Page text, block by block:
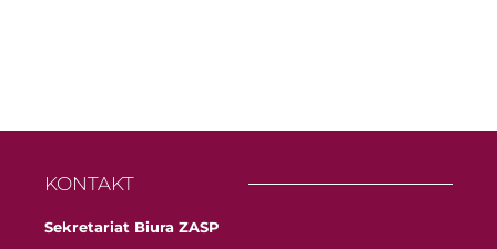
KONTAKT
Sekretariat Biura ZASP